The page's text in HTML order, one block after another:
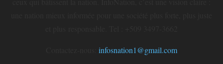
infosnation1@gmail.com